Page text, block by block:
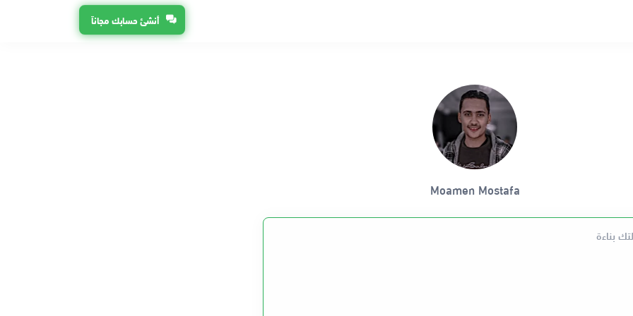
أنشئ حسابك مجاناً
Moamen Mostafa